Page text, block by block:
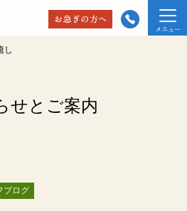
し
せとご案内
ブログ